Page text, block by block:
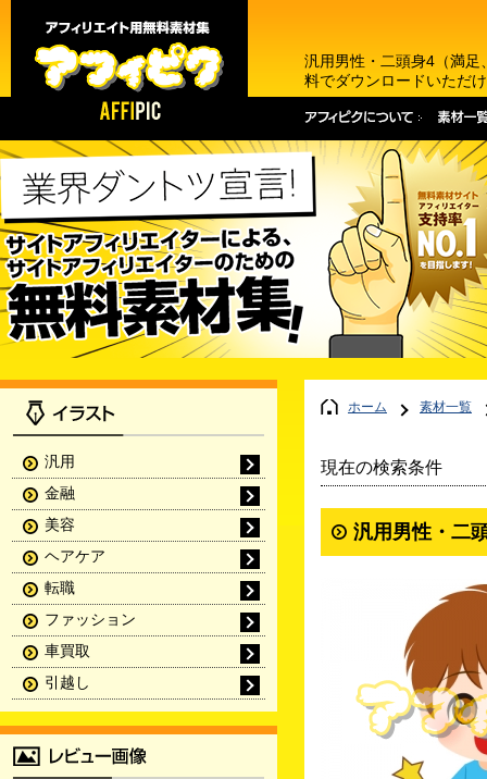
汎用男性・二頭身4（満
料でダウンロードいただ
ホーム 素材一覧
現在の検索条件
汎用男性・二
汎用
金融
美容
ヘアケア
転職
ファッション
車買取
引越し